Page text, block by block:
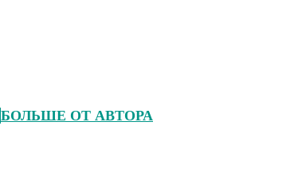
БОЛЬШЕ ОТ АВТОРА